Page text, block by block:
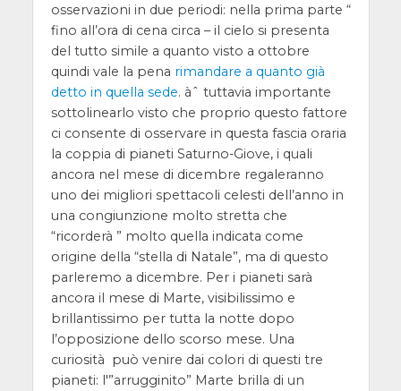
osservazioni in due periodi: nella prima parte “
fino all’ora di cena circa – il cielo si presenta
del tutto simile a quanto visto a ottobre
quindi vale la pena rimandare a quanto già
detto in quella sede. àˆ tuttavia importante
sottolinearlo visto che proprio questo fattore
ci consente di osservare in questa fascia oraria
la coppia di pianeti Saturno-Giove, i quali
ancora nel mese di dicembre regaleranno
uno dei migliori spettacoli celesti dell’anno in
una congiunzione molto stretta che
“ricorderà ” molto quella indicata come
origine della “stella di Natale”, ma di questo
parleremo a dicembre. Per i pianeti sarà
ancora il mese di Marte, visibilissimo e
brillantissimo per tutta la notte dopo
l’opposizione dello scorso mese. Una
curiosità può venire dai colori di questi tre
pianeti: l'”arrugginito” Marte brilla di un